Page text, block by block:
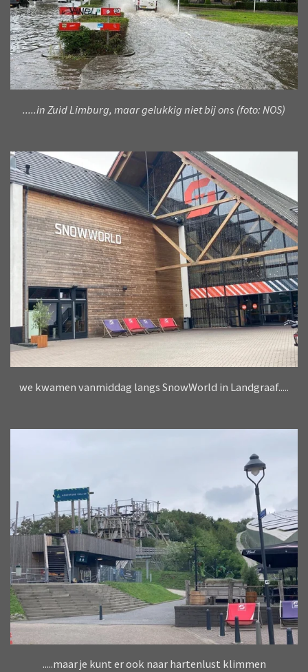
.....in Zuid Limburg, maar gelukkig niet bij ons (foto: NOS)
we kwamen vanmiddag langs SnowWorld in Landgraaf.....
.....maar je kunt er ook naar hartenlust klimmen